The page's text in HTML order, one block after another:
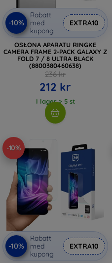
-10%
Rabatt
med
kupong
EXTRA10
OSŁONA APARATU RINGKE
CAMERA FRAME 2-PACK GALAXY Z
FOLD 7 / 8 ULTRA BLACK
(8800380460638)
236 kr
212 kr
I lager > 5 st
-10%
-10%
Rabatt
med
kupong
EXTRA10